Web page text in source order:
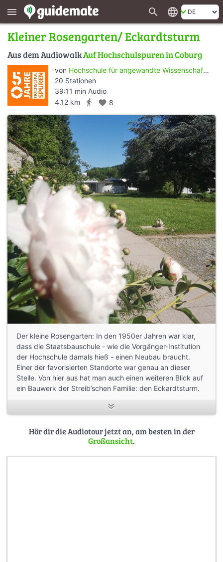
menu search language
Kleiner Rosengarten/ Eckardtsturm
Aus dem AudiowalkAuf Hochschulspuren in Coburg
von Hochschule für angewandte Wissenschaften Coburg
20 Stationen
39:11 min Audio
4.12 km
directions_walk favorite 8
Der kleine Rosengarten: In den 1950er Jahren war klar,
dass die Staatsbauschule - wie die Vorgänger-Institution
der Hochschule damals hieß - einen Neubau braucht.
Einer der favorisierten Standorte war genau an dieser
Stelle. Von hier aus hat man auch einen weiteren Blick auf
ein Bauwerk der Streib’schen Familie: den Eckardtsturm.
Hör dir die Audiotour jetzt an, am besten in der
Großansicht.